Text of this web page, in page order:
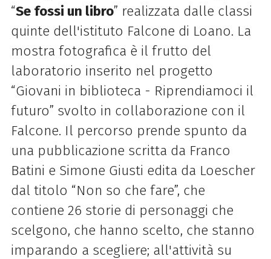
“Se fossi un libro” realizzata dalle classi
quinte dell'istituto Falcone di Loano. La
mostra fotografica è il frutto del
laboratorio inserito nel progetto
“Giovani in biblioteca - Riprendiamoci il
futuro” svolto in collaborazione con il
Falcone. Il percorso prende spunto da
una pubblicazione scritta da Franco
Batini e Simone Giusti edita da Loescher
dal titolo “Non so che fare”, che
contiene 26 storie di personaggi che
scelgono, che hanno scelto, che stanno
imparando a scegliere; all'attività su